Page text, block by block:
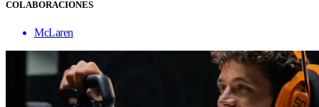
COLABORACIONES
McLaren